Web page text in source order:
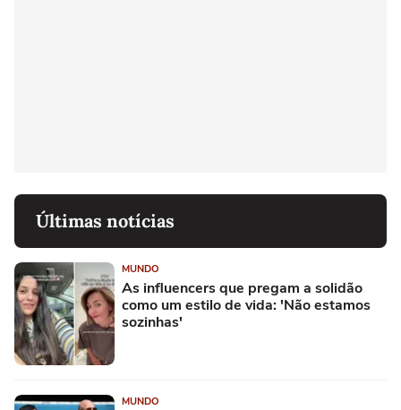
Últimas notícias
MUNDO
As influencers que pregam a solidão
como um estilo de vida: 'Não estamos
sozinhas'
MUNDO